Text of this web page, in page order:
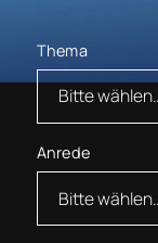
Thema
Anrede